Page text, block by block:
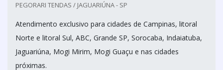
PEGORARI TENDAS / JAGUARIÚNA - SP
Atendimento exclusivo para cidades de Campinas, litoral
Norte e litoral Sul, ABC, Grande SP, Sorocaba, Indaiatuba,
Jaguariúna, Mogi Mirim, Mogi Guaçu e nas cidades
próximas.